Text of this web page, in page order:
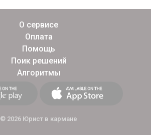
О сервисе
Оплата
Помощь
Поик решений
Алгоритмы
© 2026 Юрист в кармане